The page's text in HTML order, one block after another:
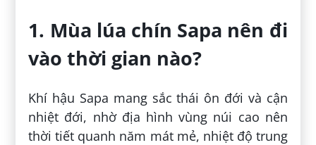
1. Mùa lúa chín Sapa nên đi
vào thời gian nào?
Khí hậu Sapa mang sắc thái ôn đới và cận
nhiệt đới, nhờ địa hình vùng núi cao nên
thời tiết quanh năm mát mẻ, nhiệt độ trung